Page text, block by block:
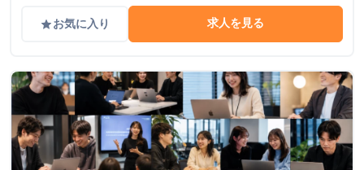
gradeお気に入り 求人を見る